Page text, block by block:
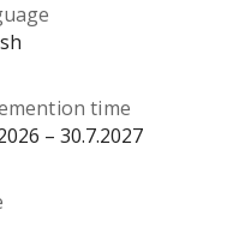
time
– 30.7.2027